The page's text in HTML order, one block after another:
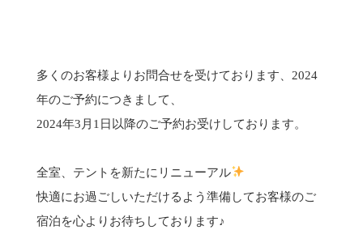
多くのお客様よりお問合せを受けております、2024
年のご予約につきまして、
2024年3月1日以降のご予約お受けしております。
全室、テントを新たにリニューアル
快適にお過ごしいただけるよう準備してお客様のご
宿泊を心よりお待ちしております♪